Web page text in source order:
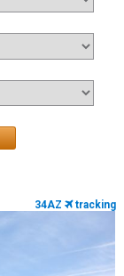
34AZ tracking